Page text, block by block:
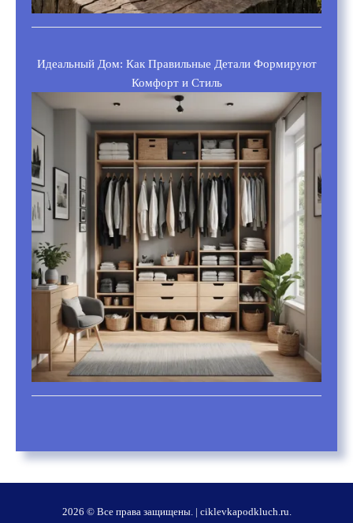
Идеальный Дом: Как Правильные Детали Формируют
Комфорт и Стиль
2026 © Все права защищены. | ciklevkapodkluch.ru.